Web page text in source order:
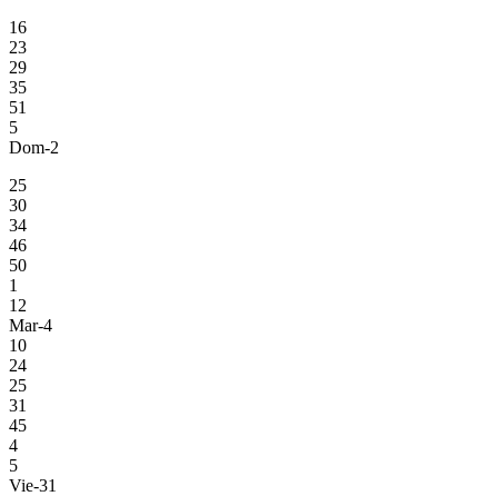
16
23
29
35
51
5
Dom-2
25
30
34
46
50
1
12
Mar-4
10
24
25
31
45
4
5
Vie-31